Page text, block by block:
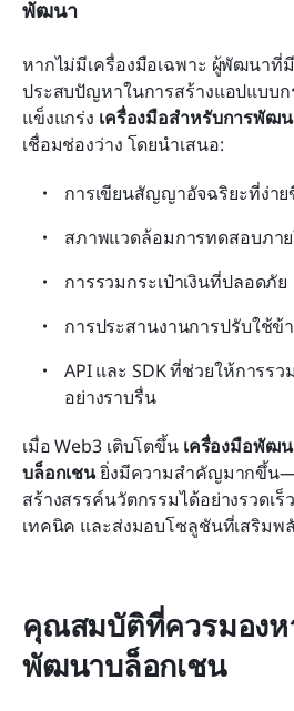
พัฒนา
หากไม่มีเครื่องมือเฉพาะ ผู้พัฒนาที่
ประสบปัญหาในการสร้างแอปแบบ
แข็งแกร่ง เครื่องมือสำหรับการพัฒ
เชื่อมช่องว่าง โดยนำเสนอ:
การเขียนสัญญาอัจฉริยะที่ง่า
สภาพแวดล้อมการทดสอบภา
การรวมกระเป๋าเงินที่ปลอดภัย
การประสานงานการปรับใช้ข้
API และ SDK ที่ช่วยให้การร
อย่างราบรื่น
เมื่อ Web3 เติบโตขึ้น เครื่องมือพัฒ
บล็อกเชน ยิ่งมีความสำคัญมากขึ้น
สร้างสรรค์นวัตกรรมได้อย่างรวดเ
เทคนิค และส่งมอบโซลูชันที่เสริม
คุณสมบัติที่ควรมองห
พัฒนาบล็อกเชน